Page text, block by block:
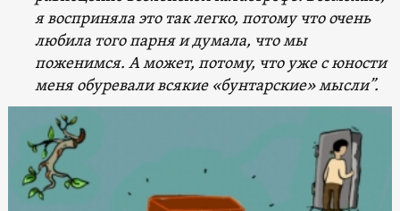
я восприняла это так легко, потому что очень
любила того парня и думала, что мы
поженимся. А может, потому, что уже с юности
меня обуревали всякие «бунтарские» мысли”.